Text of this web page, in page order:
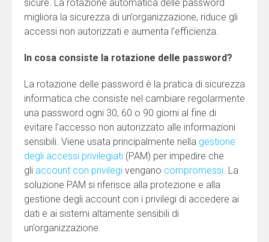
sicure. La rotazione automatica delle password
migliora la sicurezza di un’organizzazione, riduce gli
accessi non autorizzati e aumenta l’efficienza.
In cosa consiste la rotazione delle password?
La rotazione delle password è la pratica di sicurezza
informatica che consiste nel cambiare regolarmente
una password ogni 30, 60 o 90 giorni al fine di
evitare l’accesso non autorizzato alle informazioni
sensibili. Viene usata principalmente nella gestione
degli accessi privilegiati (PAM) per impedire che
gli account con privilegi vengano compromessi. La
soluzione PAM si riferisce alla protezione e alla
gestione degli account con i privilegi di accedere ai
dati e ai sistemi altamente sensibili di
un’organizzazione.